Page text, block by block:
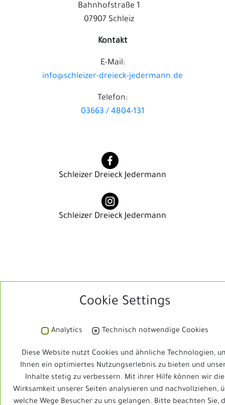
Bahnhofstraße 1
07907 Schleiz
Kontakt
E-Mail:
info@schleizer-dreieck-jedermann.de
Telefon:
03663 / 4804-131
Schleizer Dreieck Jedermann
Schleizer Dreieck Jedermann
© 2025 Schleizer Dreieck Jedermann | Design &
Impressum|Datenschutz
Cookie Settings
Analytics Technisch notwendige Cookies
Diese Website nutzt Cookies und ähnliche Technologien,
Ihnen ein optimiertes Nutzungserlebnis zu bieten und
Inhalte stetig zu verbessern. Mit ihrer Hilfe können wir die
Wirksamkeit unserer Seiten analysieren und nachvollziehen,
welche Wege Besucher zu uns gelangen. Bitte beachten Sie,